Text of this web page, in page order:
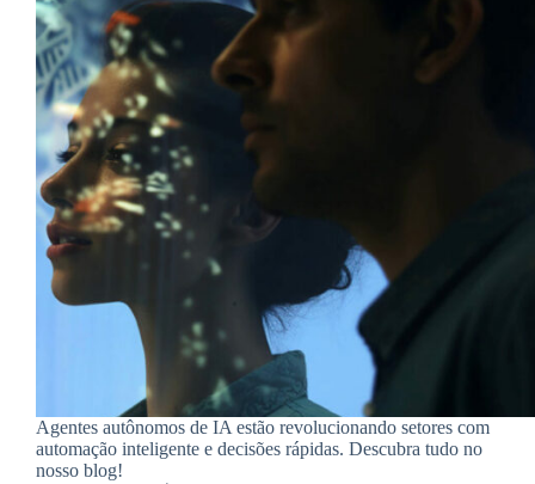
Agentes autônomos de IA estão revolucionando setores com
automação inteligente e decisões rápidas. Descubra tudo no
nosso blog!